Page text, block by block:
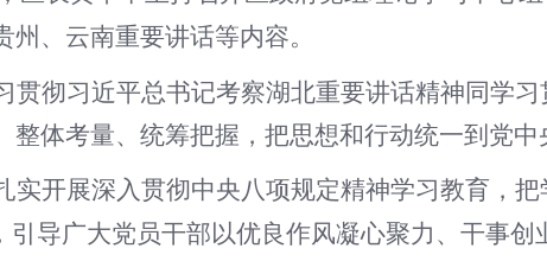
州、云南重要讲话等内容。
贯彻习近平总书记考察湖北重要讲话精神同学
整体考量、统筹把握，把思想和行动统一到党中
实开展深入贯彻中央八项规定精神学习教育，
引导广大党员干部以优良作风凝心聚力、干事